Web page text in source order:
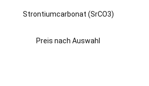
Strontiumcarbonat (SrCO3)
Preis nach Auswahl